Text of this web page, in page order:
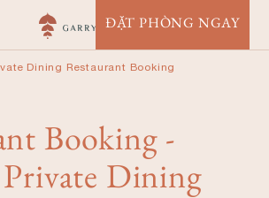
ĐẶT PHÒNG NGAY
Dining Restaurant Booking
Booking -
Dining